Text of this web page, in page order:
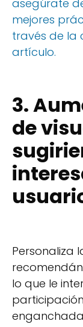
asegúrate
mejores
través de la
artículo.
3.
de
Personaliza
lo que le